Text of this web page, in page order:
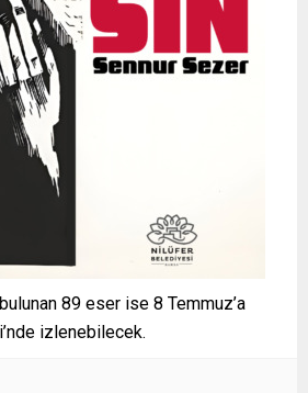
89 eser ise 8 Temmuz’a
izlenebilecek.